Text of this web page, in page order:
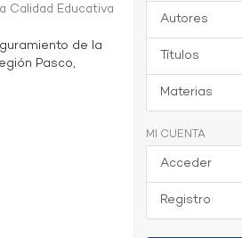
Calidad Educativa
de la
Pasco,
Autores
Títulos
Materias
MI CUENTA
Acceder
Registro